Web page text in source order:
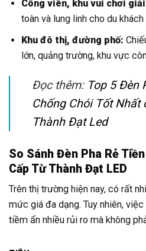
Công viên, khu vui chơi
toàn và lung linh cho du
Khu đô thị, đường phố:
lớn, quảng trường, khu vực
Đọc thêm: Top 5 Đèn
Chống Chói Tốt Nhất
Thành Đạt Led
So Sánh Đèn Pha Rẻ
Cấp Từ Thành Đạt LED
Trên thị trường hiện nay, có rất
mức giá đa dạng. Tuy nhiên,
tiềm ẩn nhiều rủi ro mà không